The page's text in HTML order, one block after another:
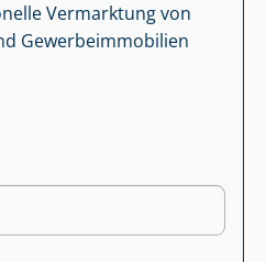
Vermarktung von
Ge­wer­be­im­mo­bi­li­en